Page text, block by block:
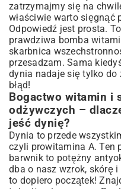
deserów po wytrawne
Rozgrzewające Zupy z
po Egzotyczne Wariacje
Przepis na aksamitny
imbirem i chilli
Dyniowa zupa tajska z
kokosowym – smaki Azji
Szybka zupa dyniowa z
idealna na chłodne
Główne Dania z Dynią:
Obiad, Kolację i Wiele
Pieczona dynia z ziołami,
serem feta –
Dyniowe risotto z szałwią
włoski klasyk w
zatrzymajmy się na
właściwie warto sięgnąć
Odpowiedź jest prosta.
prawdziwa bomba
skarbnica
przesadzam. Sama
dynia nadaje się tylko do
błąd!
Bogactwo witamin i
odżywczych –
jeść dynię?
Dynia to przede
czyli prowitamina A. Ten
barwnik to potężny
dba o nasz wzrok, skórę i
to dopiero początek!